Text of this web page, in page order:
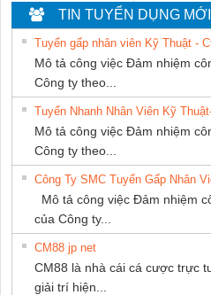
MARINE SUPPLY
TIẾN HƯNG
TIN TUYỂN DỤNG MỚI
Tuyển gấp nhân viên Kỹ Thuật -
Mô tả công việc Đảm nhiệm
Công ty theo...
Tuyển Nhanh Nhân Viên Kỹ
Mô tả công việc Đảm nhiệm
Công ty theo...
Công Ty SMC Tuyển Gấp Nhân
Mô tả công việc Đảm nhiệm
của Công ty...
CM88 jp net
CM88 là nhà cái cá cược trực
giải trí hiện...